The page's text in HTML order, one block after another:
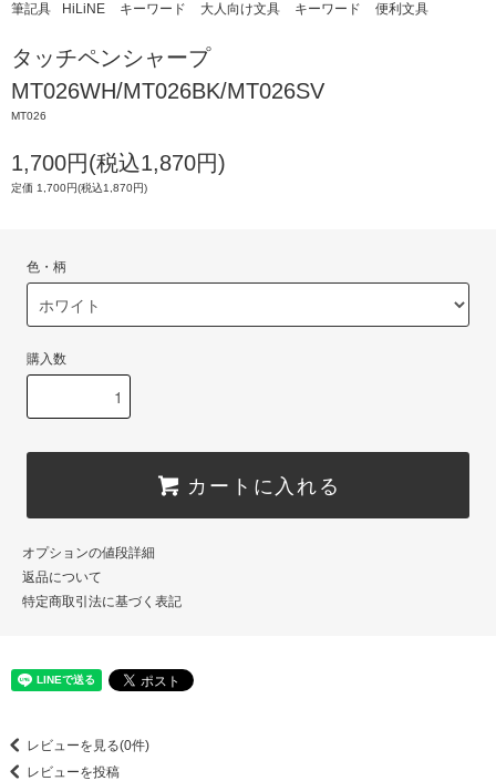
筆記具 HiLiNE キーワード 大人向け文具 キーワード 便利文具
タッチペンシャープ
MT026WH/MT026BK/MT026SV
MT026
1,700円(税込1,870円)
定価 1,700円(税込1,870円)
色・柄
購入数
カートに入れる
オプションの値段詳細
返品について
特定商取引法に基づく表記
レビューを見る(0件)
レビューを投稿